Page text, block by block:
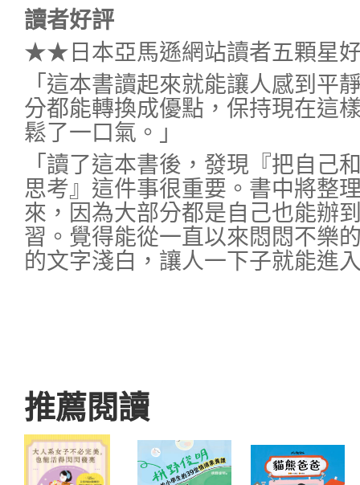
讀者好評
★★日本亞馬遜網站讀者五顆星
「這本書讀起來就能讓人感到平
分都能轉換成優點，保持現在這
鬆了一口氣。」
「讀了這本書後，發現『把自己
思考』這件事很重要。書中將整
來，因為大部分都是自己也能辦
習。覺得能從一直以來悶悶不樂
的文字淺白，讓人一下子就能進
推薦閱讀